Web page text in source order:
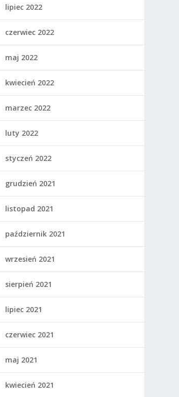
lipiec 2022
czerwiec 2022
maj 2022
kwiecień 2022
marzec 2022
luty 2022
styczeń 2022
grudzień 2021
listopad 2021
październik 2021
wrzesień 2021
sierpień 2021
lipiec 2021
czerwiec 2021
maj 2021
kwiecień 2021